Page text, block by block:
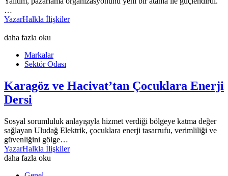
…
YazarHalkla İlişkiler
daha fazla oku
Markalar
Sektör Odası
Karagöz ve Hacivat’tan Çocuklara Enerji
Dersi
Sosyal sorumluluk anlayışıyla hizmet verdiği bölgeye katma değer
sağlayan Uludağ Elektrik, çocuklara enerji tasarrufu, verimliliği ve
güvenliğini gölge…
YazarHalkla İlişkiler
daha fazla oku